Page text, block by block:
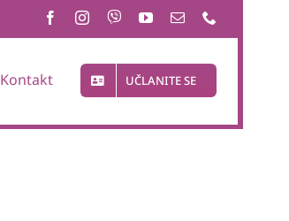
Kontakt UČLANITE SE